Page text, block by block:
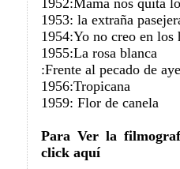
1952:Mama nos quita
1953: la extraña
1954:Yo no creo en los
1955:La rosa blanca
:Frente al pecado de
1956:Tropicana
1959: Flor de canela
Para Ver la
click aquí